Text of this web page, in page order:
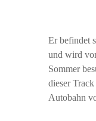
Er befindet
und wird
Sommer
dieser
Autobahn